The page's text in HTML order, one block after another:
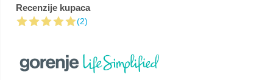
Recenzije kupaca
(2)